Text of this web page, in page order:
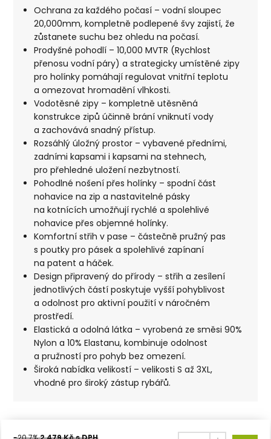
Ochrana za každého počasí – vodní sloupec
20,000mm, kompletně podlepené švy zajistí, že
zůstanete suchu bez ohledu na počasí.
Prodyšné pohodlí – 10,000 MVTR (Rychlost
přenosu vodní páry) a strategicky umístěné zipy
pro holínky pomáhají regulovat vnitřní teplotu
a omezovat hromadění vlhkosti.
Vodotěsné zipy – kompletně utěsněná
konstrukce zipů účinně brání vniknutí vody
a zachovává snadný přístup.
Rozsáhlý úložný prostor – vybavené předními,
zadními kapsami i kapsami na stehnech,
pro přehledné uložení nezbytností.
Pohodlné nošení přes holínky – spodní část
nohavice na zip a nastavitelné pásky
na kotnících umožňují rychlé a spolehlivé
nohavice přes objemné holínky.
Komfortní střih v pase – částečně pružný pas
s poutky pro pásek a spolehlivé zapínaní
na patent a háček.
Design připravený do přírody – střih a zesílení
jednotlivých částí poskytuje vyšší pohyblivost
a odolnost pro aktivní použití v náročném
prostředí.
Elastická a odolná látka – vyrobená ze směsi 90%
Nylon a 10% Elastanu, kombinuje odolnost
a pružností pro pohyb bez omezení.
Široká nabídka velikostí – velikosti S až 3XL,
vhodné pro široký zástup rybářů.